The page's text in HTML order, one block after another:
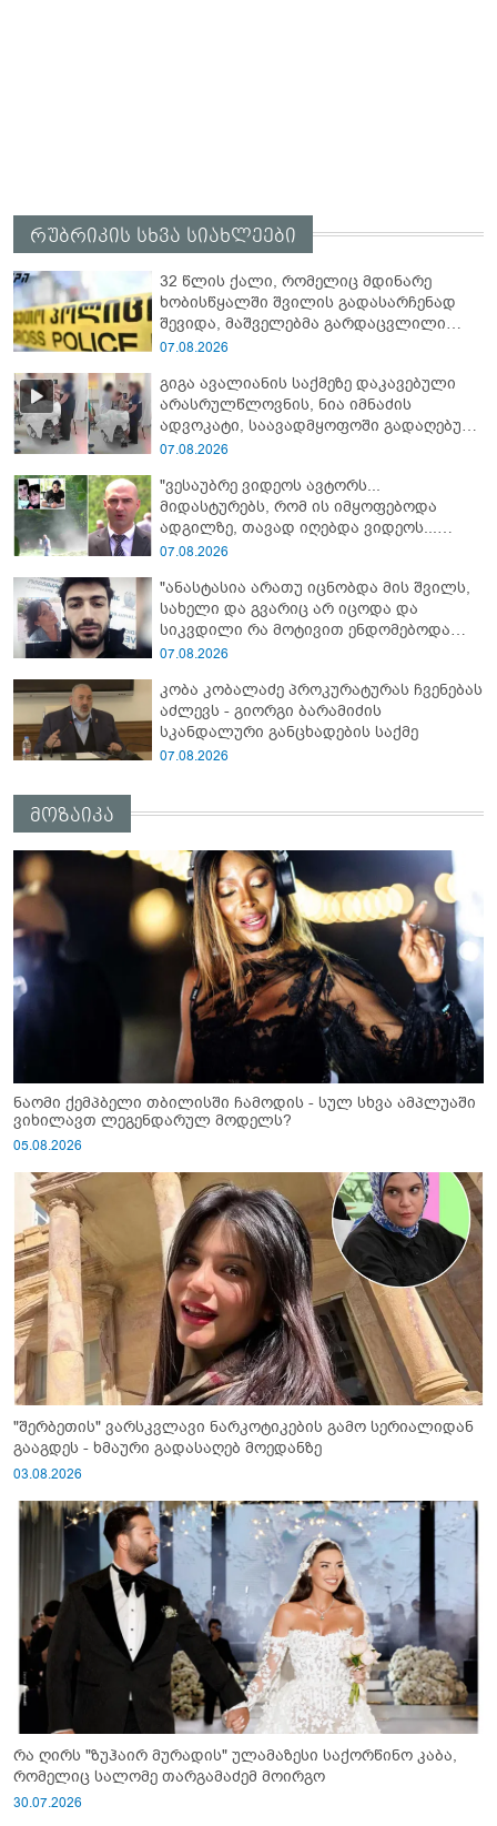
რუბრიკის სხვა სიახლეები
32 წლის ქალი, რომელიც მდინარე
ხობისწყალში შვილის გადასარჩენად
შევიდა, მაშველებმა გარდაცვლილი
იპოვეს
07.08.2026
გიგა ავალიანის საქმეზე დაკავებული
არასრულწლოვნის, ნია იმნაძის
ადვოკატი, საავადმყოფოში გადაღებულ
კადრებს ავრცელებს
07.08.2026
"ვესაუბრე ვიდეოს ავტორს...
მიდასტურებს, რომ ის იმყოფებოდა
ადგილზე, თავად იღებდა ვიდეოს...
საყურადღებოა გურამ დადიანიძის ტონი"
07.08.2026
"ანასტასია არათუ იცნობდა მის შვილს,
სახელი და გვარიც არ იცოდა და
სიკვდილი რა მოტივით ენდომებოდა
უცნობი ადამიანის?!" - რას წერს
დედა
07.08.2026
კობა კობალაძე პროკურატურას ჩვენებას
აძლევს - გიორგი ბარამიძის
სკანდალური განცხადების საქმე
07.08.2026
მოზაიკა
ნაომი ქემპბელი თბილისში ჩამოდის - სულ სხვა ამპლუაში
ვიხილავთ ლეგენდარულ მოდელს?
05.08.2026
"შერბეთის" ვარსკვლავი ნარკოტიკების გამო სერიალიდან
გააგდეს - ხმაური გადასაღებ მოედანზე
03.08.2026
რა ღირს "ზუჰაირ მურადის" ულამაზესი საქორწინო კაბა,
რომელიც სალომე თარგამაძემ მოირგო
30.07.2026